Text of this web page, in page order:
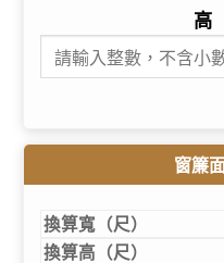
高
窗簾
換算寬（尺）
換算高（尺）